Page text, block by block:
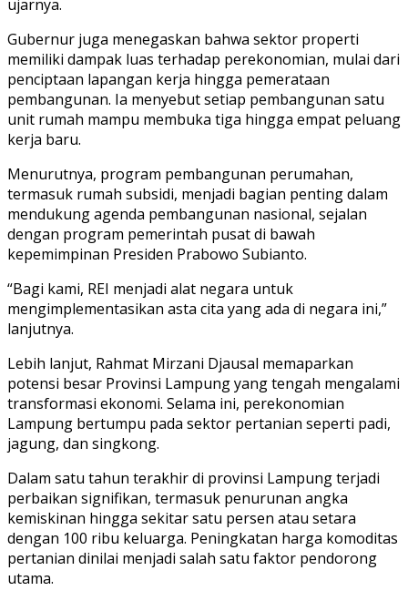
ujarnya.
Gubernur juga menegaskan bahwa sektor properti
memiliki dampak luas terhadap perekonomian, mulai dari
penciptaan lapangan kerja hingga pemerataan
pembangunan. Ia menyebut setiap pembangunan satu
unit rumah mampu membuka tiga hingga empat peluang
kerja baru.
Menurutnya, program pembangunan perumahan,
termasuk rumah subsidi, menjadi bagian penting dalam
mendukung agenda pembangunan nasional, sejalan
dengan program pemerintah pusat di bawah
kepemimpinan Presiden Prabowo Subianto.
“Bagi kami, REI menjadi alat negara untuk
mengimplementasikan asta cita yang ada di negara ini,”
lanjutnya.
Lebih lanjut, Rahmat Mirzani Djausal memaparkan
potensi besar Provinsi Lampung yang tengah mengalami
transformasi ekonomi. Selama ini, perekonomian
Lampung bertumpu pada sektor pertanian seperti padi,
jagung, dan singkong.
Dalam satu tahun terakhir di provinsi Lampung terjadi
perbaikan signifikan, termasuk penurunan angka
kemiskinan hingga sekitar satu persen atau setara
dengan 100 ribu keluarga. Peningkatan harga komoditas
pertanian dinilai menjadi salah satu faktor pendorong
utama.